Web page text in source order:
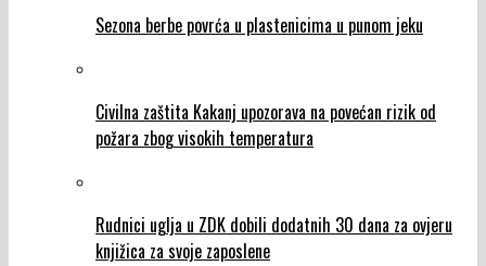
Sezona berbe povrća u plastenicima u punom jeku
Civilna zaštita Kakanj upozorava na povećan rizik od
požara zbog visokih temperatura
Rudnici uglja u ZDK dobili dodatnih 30 dana za ovjeru
knjižica za svoje zaposlene